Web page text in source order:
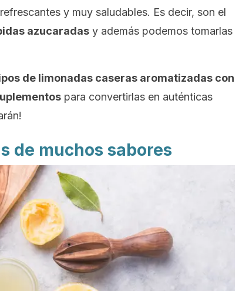
y muy saludables. Es decir, son el
azucaradas y además podemos tomarlas
de limonadas caseras aromatizadas con
para convertirlas en auténticas
de muchos sabores